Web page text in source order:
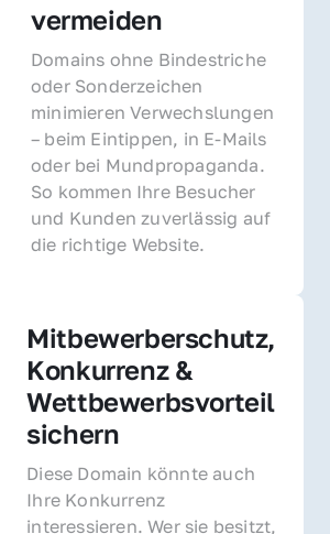
vermeiden
Domains ohne Bindestriche
oder Sonderzeichen
minimieren Verwechslungen
– beim Eintippen, in E-Mails
oder bei Mundpropaganda.
So kommen Ihre Besucher
und Kunden zuverlässig auf
die richtige Website.
Mitbewerberschutz,
Konkurrenz &
Wettbewerbsvorteil
sichern
Diese Domain könnte auch
Ihre Konkurrenz
interessieren. Wer sie besitzt,